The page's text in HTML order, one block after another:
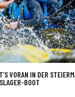
VORAN IN DER
BOOT